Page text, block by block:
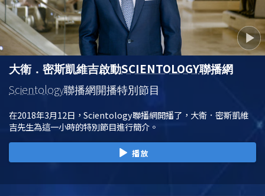
大衛．密斯凱維吉啟動SCIENTOLOGY聯播網
Scientology聯播網開播特別節目
在2018年3月12日，Scientology聯播網開播了，大衛．密斯凱維
吉先生為這一小時的特別節目進行簡介。
播放